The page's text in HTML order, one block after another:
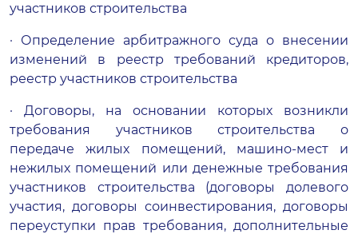
участников строительства
· Определение арбитражного суда о внесении
изменений в реестр требований кредиторов,
реестр участников строительства
· Договоры, на основании которых возникли
требования участников строительства о
передаче жилых помещений, машино-мест и
нежилых помещений или денежные требования
участников строительства (договоры долевого
участия, договоры соинвестирования, договоры
переуступки прав требования, дополнительные